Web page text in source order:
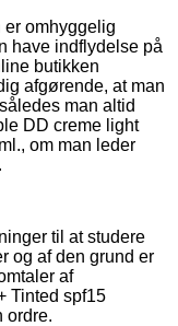
er omhyggelig
have indflydelse på
butikken
afgørende, at man
man altid
DD creme light
om man leder
til at studere
og af den grund er
af
Tinted spf15
ordre.